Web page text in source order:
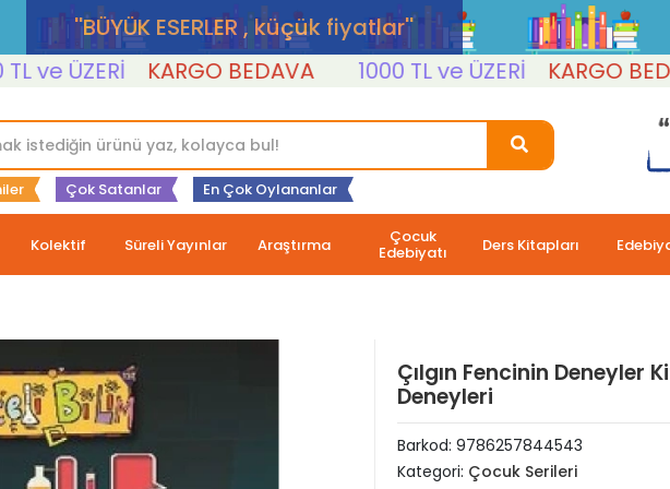
''BÜYÜK ESERLER , küçük fiyatlar''
ÜZERİ KARGO BEDAVA 1000 TL ve ÜZERİ KARGO BEDAVA
Çok Satanlar En Çok Oylananlar
Kolektif Süreli Yayınlar Araştırma Çocuk
Edebiyatı Ders Kitapları
Çılgın Fencinin Deneyler
Deneyleri
Barkod: 9786257844543
Kategori: Çocuk Serileri